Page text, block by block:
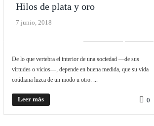
Hilos de plata y oro
7 junio, 2018
De lo que vertebra el interior de una sociedad —de sus
virtudes o vicios—, depende en buena medida, que su vida
cotidiana luzca de un modo u otro. ...
Leer más 0